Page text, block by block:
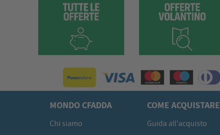
MONDO CFADDA
Chi siamo
COME ACQUISTARE
Guida all'acquisto